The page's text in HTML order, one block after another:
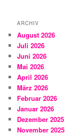
ARCHIV
August 2026
Juli 2026
Juni 2026
Mai 2026
April 2026
März 2026
Februar 2026
Januar 2026
Dezember 2025
November 2025